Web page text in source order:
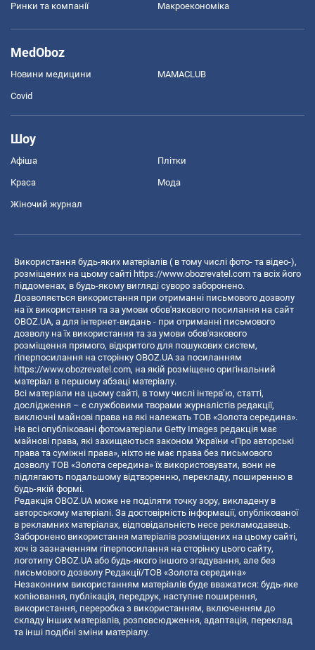
Ринки та компанії Макроекономіка
MedOboz
Новини медицини MAMACLUB
Covid
Шоу
Афіша Плітки
Краса Мода
Жіночий журнал
Використання будь-яких матеріалів ( в тому числі фото- та відео-),
розміщених на цьому сайті https://www.obozrevatel.com та всіх його
піддоменах, в будь-якому вигляді суворо заборонено.
Дозволяється використання при отриманні письмового дозволу
на їх використання та за умови обов'язкового посилання на сайт
OBOZ.UA, а для інтернет-видань - при отриманні письмового
дозволу на їх використання та за умови обов'язкового
розміщення прямого, відкритого для пошукових систем,
гіперпосилання на сторінку OBOZ.UA за посиланням
https://www.obozrevatel.com, на якій розміщено оригінальний
матеріал в першому абзаці матеріалу.
Всі матеріали на цьому сайті, в тому числі інтерв’ю, статті,
дослідження – є службовими творами журналістів редакції,
виключні майнові права на які належать ТОВ «Золота середина».
На всі опубліковані фотоматеріали Getty Images редакція має
майнові права, які захищаються законом України «Про авторські
права та суміжні права», ніхто не має права без письмового
дозволу ТОВ «Золота середина» їх використовувати, вони не
підлягають подальшому відтворенню, перекладу, поширенню в
будь-якій формі.
Редакція OBOZ.UA може не поділяти точку зору, викладену в
авторському матеріалі. За достовірність інформації, опублікованої
в рекламних матеріалах, відповідальність несе рекламодавець.
Заборонено використання матеріалів розміщених на цьому сайті,
хоч із зазначенням гіперпосилання на сторінку цього сайту,
логотипу OBOZ.UA або будь-якого іншого згадування, але без
письмового дозволу Редакції/ТОВ «Золота середина»
Незаконним використанням матеріалів буде вважатися: будь-яке
копiювання, публiкацiя, передрук, наступне поширення,
використання, переробка з використанням, включенням до
складу інших матеріалів, розповсюдження, адаптація, переклад
та інші подібні зміни матеріалу.